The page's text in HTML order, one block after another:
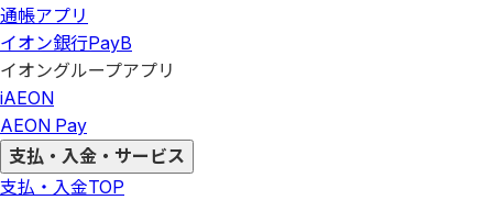
通帳アプリ
イオン銀行PayB
イオングループアプリ
iAEON
AEON Pay
支払・入金・サービス
支払・入金TOP